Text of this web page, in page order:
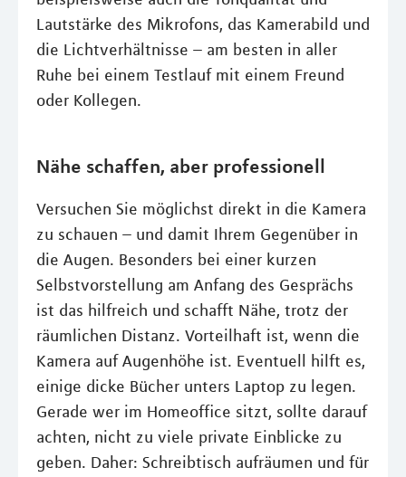
Lautstärke des Mikrofons, das Kamerabild und
die Lichtverhältnisse – am besten in aller
Ruhe bei einem Testlauf mit einem Freund
oder Kollegen.
Nähe schaffen, aber professionell
Versuchen Sie möglichst direkt in die Kamera
zu schauen – und damit Ihrem Gegenüber in
die Augen. Besonders bei einer kurzen
Selbstvorstellung am Anfang des Gesprächs
ist das hilfreich und schafft Nähe, trotz der
räumlichen Distanz. Vorteilhaft ist, wenn die
Kamera auf Augenhöhe ist. Eventuell hilft es,
einige dicke Bücher unters Laptop zu legen.
Gerade wer im Homeoffice sitzt, sollte darauf
achten, nicht zu viele private Einblicke zu
geben. Daher: Schreibtisch aufräumen und für